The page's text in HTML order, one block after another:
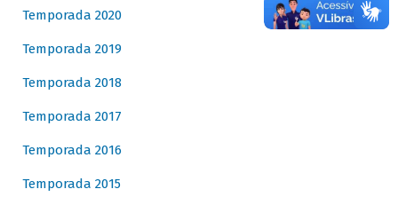
Temporada 2020
Temporada 2019
Temporada 2018
Temporada 2017
Temporada 2016
Temporada 2015